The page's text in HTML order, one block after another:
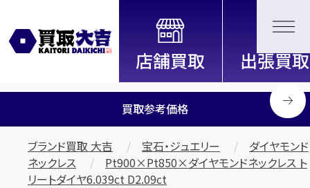
全国2000店舗以上展開中！
信頼と実績の買取専門店「買取大
吉」
買取参考価格
ブランド買取 大吉 宝石・ジュエリー
ダイヤモンド
ネックレス
Pt900×Pt850×ダイヤモンドネックレス ト
リートダイヤ6.039ct D2.09ct